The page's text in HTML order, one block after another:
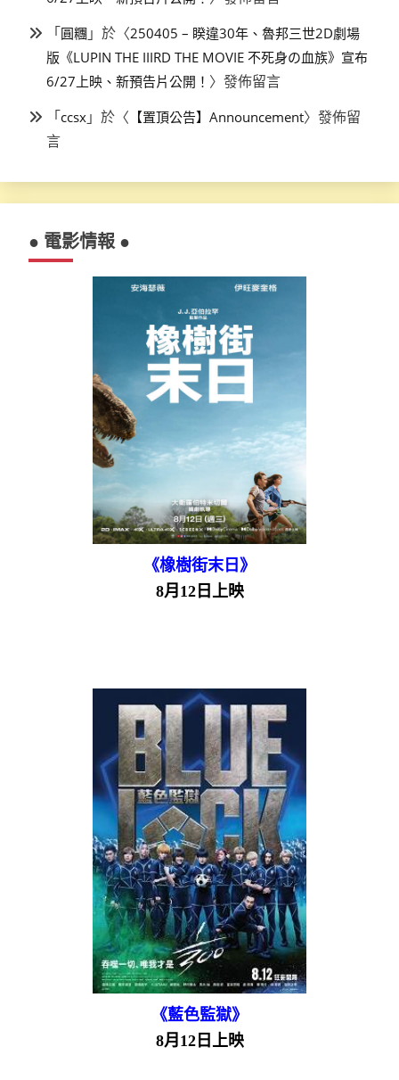
「圓糰 」於〈250405 – 睽違30年、魯邦三世2D劇場
版《LUPIN THE IIIRD THE MOVIE 不死身の血族》宣布
6/27上映、新預告片公開！ 〉發佈留言
「ccsx 」於〈 【置頂公告】Announcement〉發佈留
言
● 電影情報 ●
《橡樹街末日》
8月12日上映
《藍色監獄》
8月12日上映